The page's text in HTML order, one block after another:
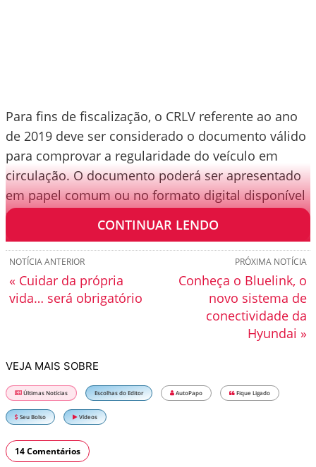
Para fins de fiscalização, o CRLV referente ao ano
de 2019 deve ser considerado o documento válido
para comprovar a regularidade do veículo em
circulação. O documento poderá ser apresentado
em papel comum ou no formato digital disponível
no aplicativo Carteira Digital de Trânsito (CDT).
CONTINUAR LENDO
PRÓXIMA NOTÍCIA
Conheça o Bluelink, o
novo sistema de
conectividade da
Hyundai »
NOTÍCIA ANTERIOR
« Cuidar da própria
vida… será obrigatório
VEJA MAIS SOBRE
Últimas Notícias Escolhas do Editor AutoPapo Fique Ligado
Seu Bolso Vídeos
14 Comentários